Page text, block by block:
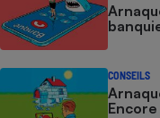
CONSEILS